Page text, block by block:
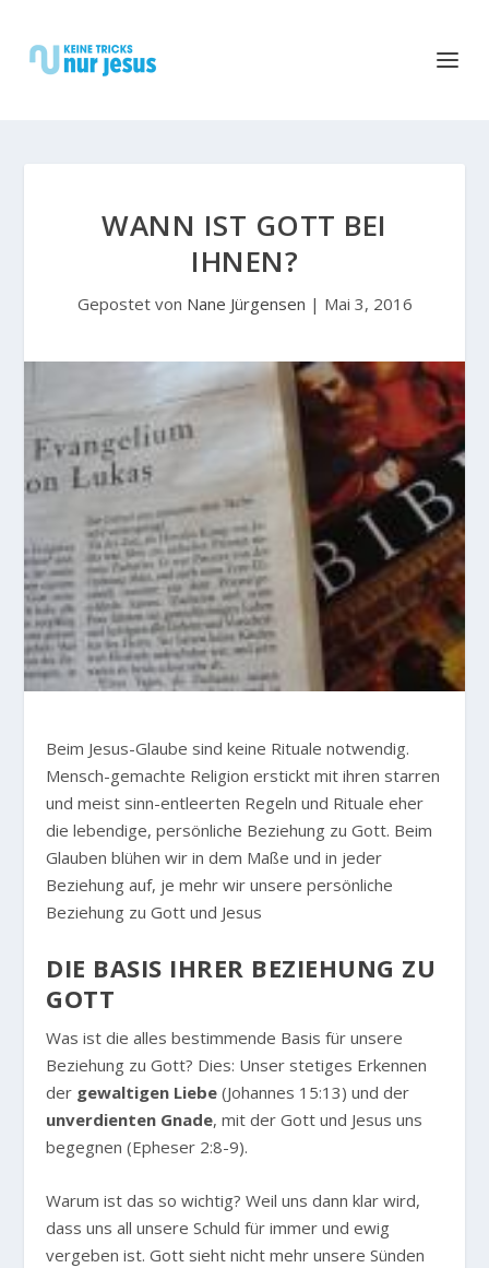
WANN IST GOTT BEI
IHNEN?
Gepostet von Nane Jürgensen | Mai 3, 2016
Beim Jesus-Glaube sind keine Rituale notwendig.
Mensch-gemachte Religion erstickt mit ihren starren
und meist sinn-entleerten Regeln und Rituale eher
die lebendige, persönliche Beziehung zu Gott. Beim
Glauben blühen wir in dem Maße und in jeder
Beziehung auf, je mehr wir unsere persönliche
Beziehung zu Gott und Jesus
DIE BASIS IHRER BEZIEHUNG ZU
GOTT
Was ist die alles bestimmende Basis für unsere
Beziehung zu Gott? Dies: Unser stetiges Erkennen
der gewaltigen Liebe (Johannes 15:13) und der
unverdienten Gnade, mit der Gott und Jesus uns
begegnen (Epheser 2:8-9).
Warum ist das so wichtig? Weil uns dann klar wird,
dass uns all unsere Schuld für immer und ewig
vergeben ist. Gott sieht nicht mehr unsere Sünden